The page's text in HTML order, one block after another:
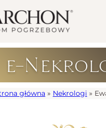
e-
główna » Nekrologi »